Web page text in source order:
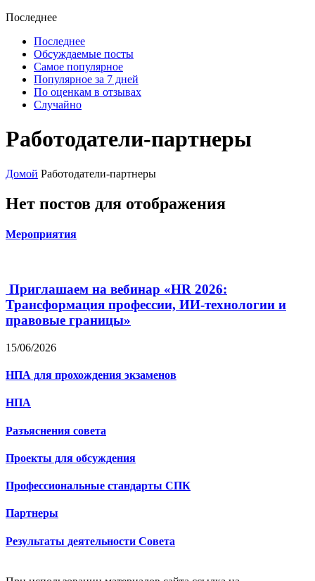
Последнее
Последнее
Обсуждаемые посты
Самое популярное
Популярное за 7 дней
По оценкам в отзывах
Случайно
Работодатели-партнеры
Домой Работодатели-партнеры
Нет постов для отображения
Мероприятия
Приглашаем на вебинар «HR 2026:
Трансформация профессии, ИИ-технологии и
правовые границы»
15/06/2026
НПА для прохождения экзаменов
НПА
Разъяснения совета
Проекты для обсуждения
Профессиональные стандарты СПК
Партнеры
Результаты деятельности Совета